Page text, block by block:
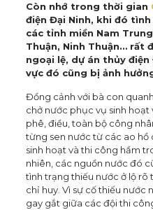
Còn nhớ trong thời gian
điện Đại Ninh, khi đó
các tỉnh miền Nam
Thuận, Ninh Thuận… rất
ngoại lệ, dự án thủy
vực đó cũng bị ảnh
Đồng cảnh với bà con
chở nước phục vụ sinh hoạt
phê, điều, toàn bộ công
từng sen nước từ các ao hồ
sinh hoạt và thi công hầm
nhiên, các nguồn nước đó
tình trạng thiếu nước ở lộ
chỉ huy. Vì sự cố thiếu nước
gay gắt giữa các đội thi